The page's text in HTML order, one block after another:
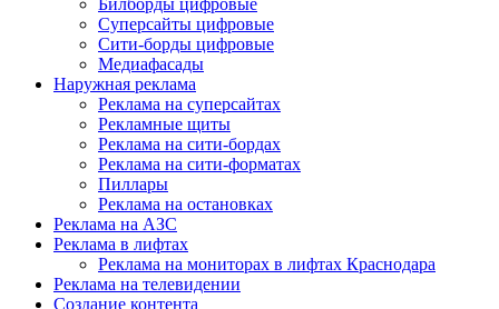
Суперсайты цифровые
Сити-борды цифровые
Медиафасады
Наружная реклама
Реклама на суперсайтах
Рекламные щиты
Реклама на сити-бордах
Реклама на сити-форматах
Пиллары
Реклама на остановках
Реклама на АЗС
Реклама в лифтах
Реклама на мониторах в лифтах Краснодара
Реклама на телевидении
Создание контента